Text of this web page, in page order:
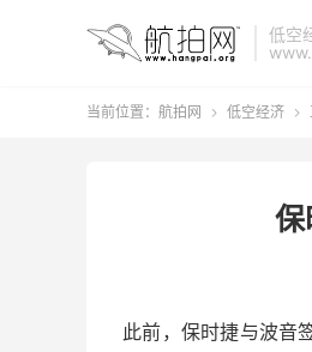
低空
当前位置： 航拍网  低空经济 
保
此前，保时捷与波音